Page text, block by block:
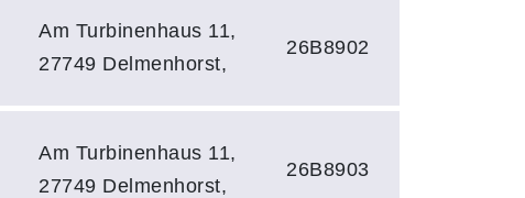
Am Turbinenhaus 11,
27749 Delmenhorst,
26B8902
Am Turbinenhaus 11,
27749 Delmenhorst,
26B8903